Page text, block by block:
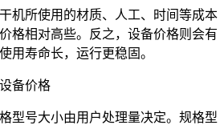
所使用的材质、人工、时间等成本
格相对高些。反之，设备价格则会有
用寿命长，运行更稳固。
备价格
号大小由用户处理量决定。规格型